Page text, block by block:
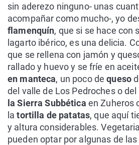
sin aderezo ninguno- unas
acompañar como mucho-, yo
flamenquín, que si se hace con
lagarto ibérico, es una delicia.
que se rellena con jamón y
rallado y huevo y se fríe en
en manteca, un poco dequeso
del valle de Los Pedroches o del
la Sierra Subbética en Zuheros
latortilla de patatas, que aquí
y altura considerables.
pueden optar por algunas de